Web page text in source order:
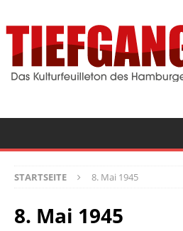
STARTSEITE 8. Mai 1945
8. Mai 1945